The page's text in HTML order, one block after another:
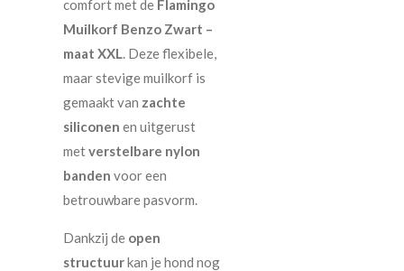
comfort met de Flamingo
Muilkorf Benzo Zwart –
maat XXL. Deze flexibele,
maar stevige muilkorf is
gemaakt van zachte
siliconen en uitgerust
metverstelbare nylon
banden voor een
betrouwbare pasvorm.
Dankzij de open
structuurkan je hond nog